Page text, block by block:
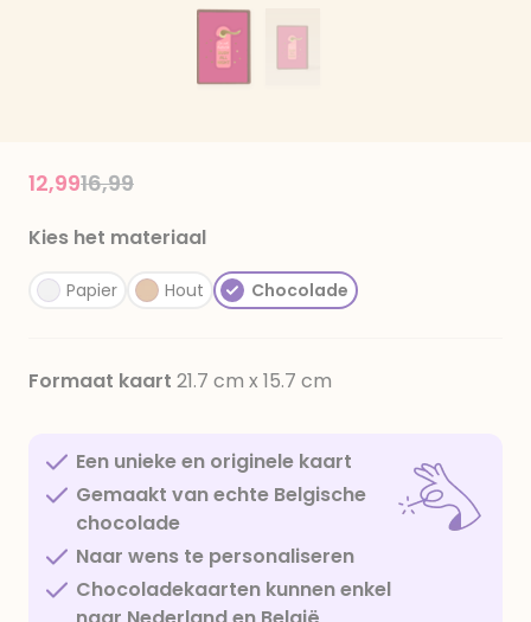
Price reduced from
16,99to
12,99
Kies het materiaal
Papier Hout Chocolade
Formaat kaart 21.7 cm x 15.7 cm
Een unieke en originele kaart
Gemaakt van echte Belgische
chocolade
Naar wens te personaliseren
Chocoladekaarten kunnen enkel